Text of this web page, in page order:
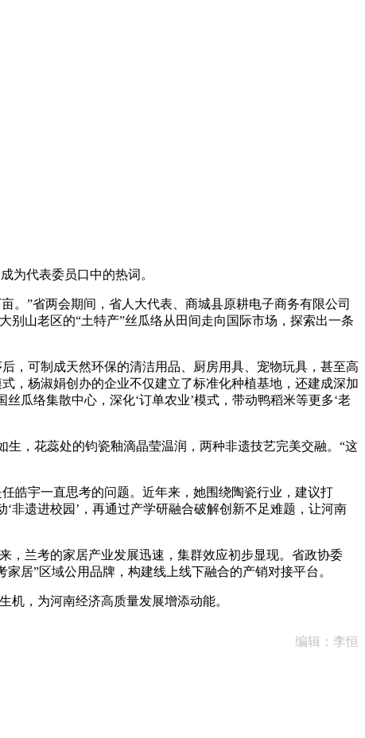
代表委员口中的热词。
”省两会期间，省人大代表、商城县原耕电子商务有限公司
别山老区的“土特产”丝瓜络从田间走向国际市场，探索出一条
可制成天然环保的清洁用品、厨房用具、宠物玩具，甚至高
，杨淑娟创办的企业不仅建立了标准化种植基地，还建成深加
瓜络集散中心，深化‘订单农业’模式，带动鸭稻米等更多‘老
，花蕊处的钧瓷釉滴晶莹温润，两种非遗技艺完美交融。“这
宇一直思考的问题。近年来，她围绕陶瓷行业，建议打
非遗进校园’，再通过产学研融合破解创新不足难题，让河南
兰考的家居产业发展迅速，集群效应初步显现。省政协委
居”区域公用品牌，构建线上线下融合的产销对接平台。
，为河南经济高质量发展增添动能。
编辑：李恒